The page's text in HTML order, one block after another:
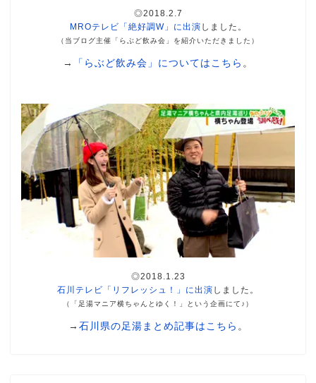
◎2018.2.7
MROテレビ「絶好調W」に出演 しました。
（当ブログ主催「らぶど飲み会」を紹介いただきました）
→ 「らぶど飲み会」についてはこちら 。
◎2018.1.23
石川テレビ「リフレッシュ！」に出演 しました。
（「足湯マニア横ちゃんとゆく！」という企画にて♪）
→ 石川県の足湯まとめ記事はこちら 。